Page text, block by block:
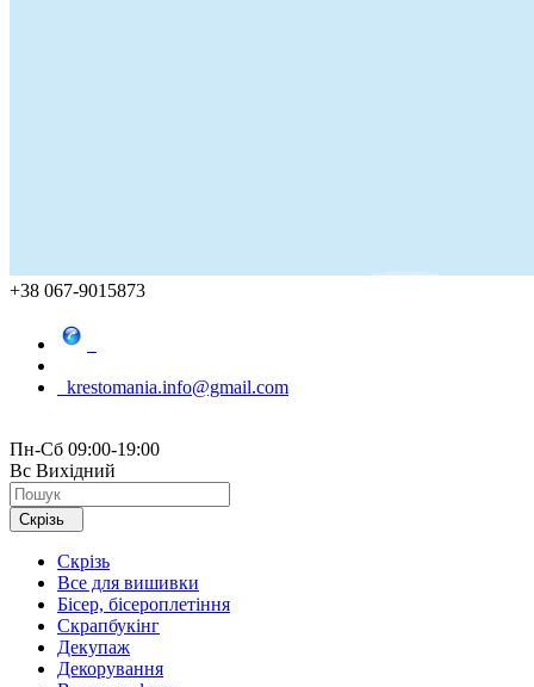
+38 067-9015873
krestomania.info@gmail.com
Пн-Сб 09:00-19:00
Вс Вихідний
Скрізь
Скрізь
Все для вишивки
Бісер, бісероплетіння
Скрапбукінг
Декупаж
Декорування